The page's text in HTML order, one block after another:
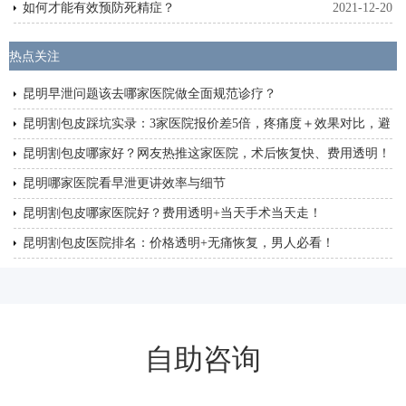
如何才能有效预防死精症？ 2021-12-20
热点关注
昆明早泄问题该去哪家医院做全面规范诊疗？
昆明割包皮踩坑实录：3家医院报价差5倍，疼痛度＋效果对比，避
坑指南曝光！
昆明割包皮哪家好？网友热推这家医院，术后恢复快、费用透明！
昆明哪家医院看早泄更讲效率与细节
昆明割包皮哪家医院好？费用透明+当天手术当天走！
昆明割包皮医院排名：价格透明+无痛恢复，男人必看！
自助咨询